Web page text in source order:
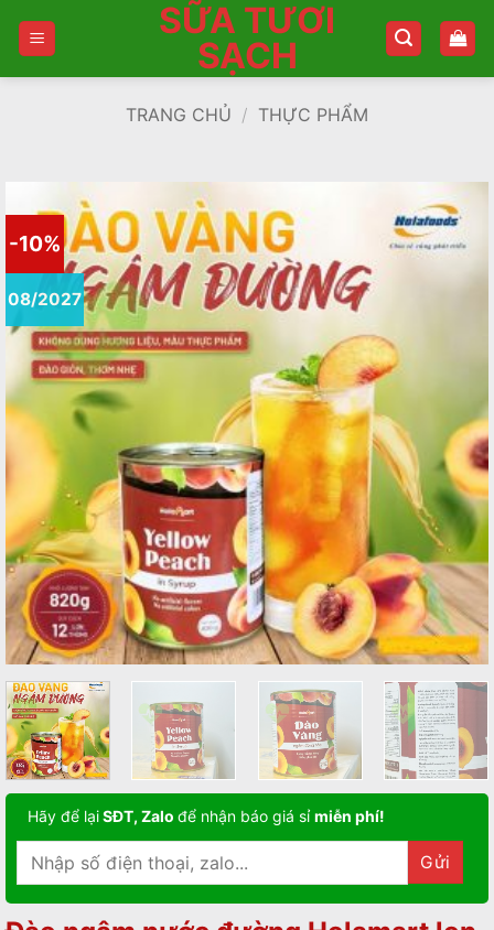
SỮA TƯƠI
SẠCH
TRANG CHỦ / THỰC PHẨM
-10%
08/2027
Hãy để lạiSĐT, Zalo để nhận báo giá sỉmiễn phí!